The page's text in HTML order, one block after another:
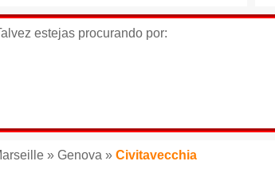
estejas procurando por:
» Genova » Civitavecchia